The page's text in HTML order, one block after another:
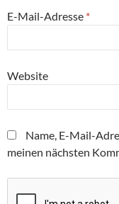
E-Mail-Adresse *
Website
Name, E-Mail-
meinen nächsten